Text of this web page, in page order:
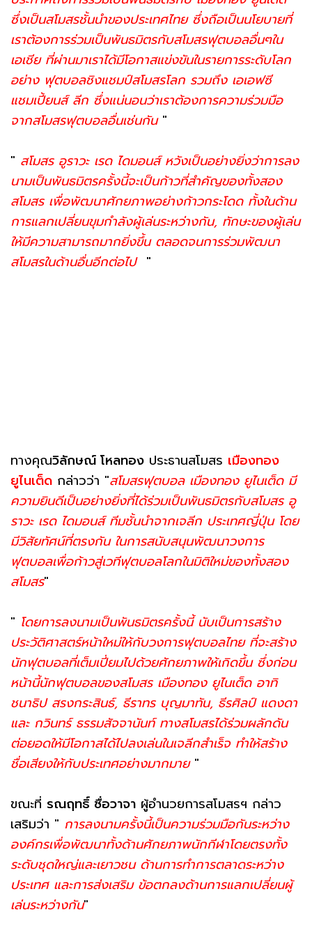
ซึ่งเป็นสโมสรชั้นนำของประเทศไทย ซึ่งถือเป็นนโยบายที่
เราต้องการร่วมเป็นพันธมิตรกับสโมสรฟุตบอลอื่นๆใน
เอเชีย ที่ผ่านมาเราได้มีโอกาสแข่งขันในรายการระดับโลก
อย่าง ฟุตบอลชิงแชมป์สโมสรโลก รวมถึง เอเอฟซี
แชมเปี้ยนส์ ลีก ซึ่งแน่นอนว่าเราต้องการความร่วมมือ
จากสโมสรฟุตบอลอื่นเช่นกัน "
" สโมสร อูราวะ เรด ไดมอนส์ หวังเป็นอย่างยิ่งว่าการลง
นามเป็นพันธมิตรครั้งนี้จะเป็นก้าวที่สำคัญของทั้งสอง
สโมสร เพื่อพัฒนาศักยภาพอย่างก้าวกระโดด ทั้งในด้าน
การแลกเปลี่ยนขุมกำลังผู้เล่นระหว่างกัน, ทักษะของผู้เล่น
ให้มีความสามารถมากยิ่งขึ้น ตลอดจนการร่วมพัฒนา
สโมสรในด้านอื่นอีกต่อไป"
ทางคุณวิลักษณ์ โหลทอง ประธานสโมสร เมืองทอง
ยูไนเต็ด กล่าวว่า "สโมสรฟุตบอล เมืองทอง ยูไนเต็ด มี
ความยินดีเป็นอย่างยิ่งที่ได้ร่วมเป็นพันธมิตรกับสโมสร อู
ราวะ เรด ไดมอนส์ ทีมชั้นนำจากเจลีก ประเทศญี่ปุ่น โดย
มีวิสัยทัศน์ที่ตรงกัน ในการสนับสนุนพัฒนาวงการ
ฟุตบอลเพื่อก้าวสู่เวทีฟุตบอลโลกในมิติใหม่ของทั้งสอง
สโมสร"
" โดยการลงนามเป็นพันธมิตรครั้งนี้ นับเป็นการสร้าง
ประวัติศาสตร์หน้าใหม่ให้กับวงการฟุตบอลไทย ที่จะสร้าง
นักฟุตบอลที่เต็มเปี่ยมไปด้วยศักยภาพให้เกิดขึ้น ซึ่งก่อน
หน้านี้นักฟุตบอลของสโมสร เมืองทอง ยูไนเต็ด อาทิ
ชนาธิป สรงกระสินธ์, ธีราทร บุญมาทัน, ธีรศิลป์ แดงดา
และ กวินทร์ ธรรมสัจจานันท์ ทางสโมสรได้ร่วมผลักดัน
ต่อยอดให้มีโอกาสได้ไปลงเล่นในเจลีกสำเร็จ ทำให้สร้าง
ชื่อเสียงให้กับประเทศอย่างมากมาย "
ขณะที่ รณฤทธิ์ ซื่อวาจา ผู้อำนวยการสโมสรฯ กล่าว
เสริมว่า " การลงนามครั้งนี้เป็นความร่วมมือกันระหว่าง
องค์กรเพื่อพัฒนาทั้งด้านศักยภาพนักกีฬาโดยตรงทั้ง
ระดับชุดใหญ่และเยาวชน ด้านการทำการตลาดระหว่าง
ประเทศ และการส่งเสริม ข้อตกลงด้านการแลกเปลี่ยนผู้
เล่นระหว่างกัน"